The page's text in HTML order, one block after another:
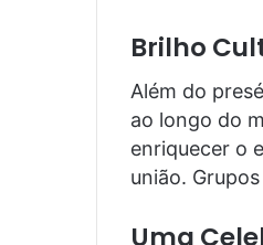
Brilho
Além do
ao longo do
enriquecer o
união.
Uma